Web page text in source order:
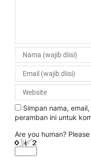
Simpan nama,
peramban ini untuk
Are you human?